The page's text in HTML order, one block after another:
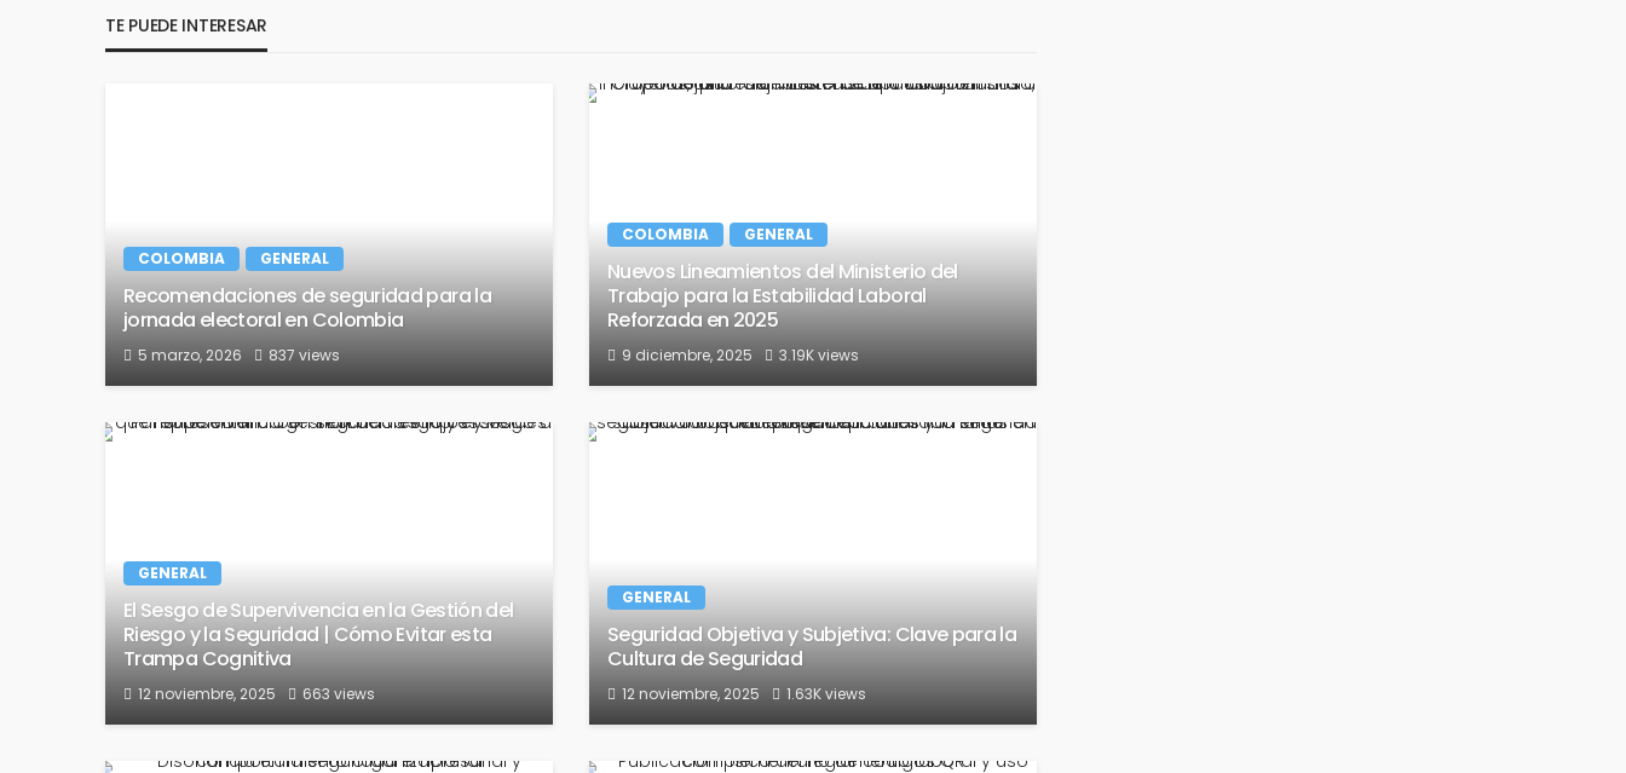
TE PUEDE INTERESAR
COLOMBIA GENERAL
Recomendaciones de seguridad para la
jornada electoral en Colombia
5 marzo, 2026 837 views
COLOMBIA GENERAL
Nuevos Lineamientos del Ministerio del
Trabajo para la Estabilidad Laboral
Reforzada en 2025
9 diciembre, 2025 3.19K views
GENERAL
El Sesgo de Supervivencia en la Gestión del
Riesgo y la Seguridad | Cómo Evitar esta
Trampa Cognitiva
12 noviembre, 2025 663 views
GENERAL
Seguridad Objetiva y Subjetiva: Clave para la
Cultura de Seguridad
12 noviembre, 2025 1.63K views